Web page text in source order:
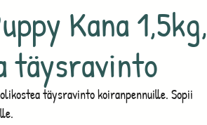
Kana 1,5kg,
täysravinto
täysravinto koiranpennuille. Sopii